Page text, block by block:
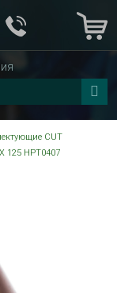
CUT
125 HPT0407